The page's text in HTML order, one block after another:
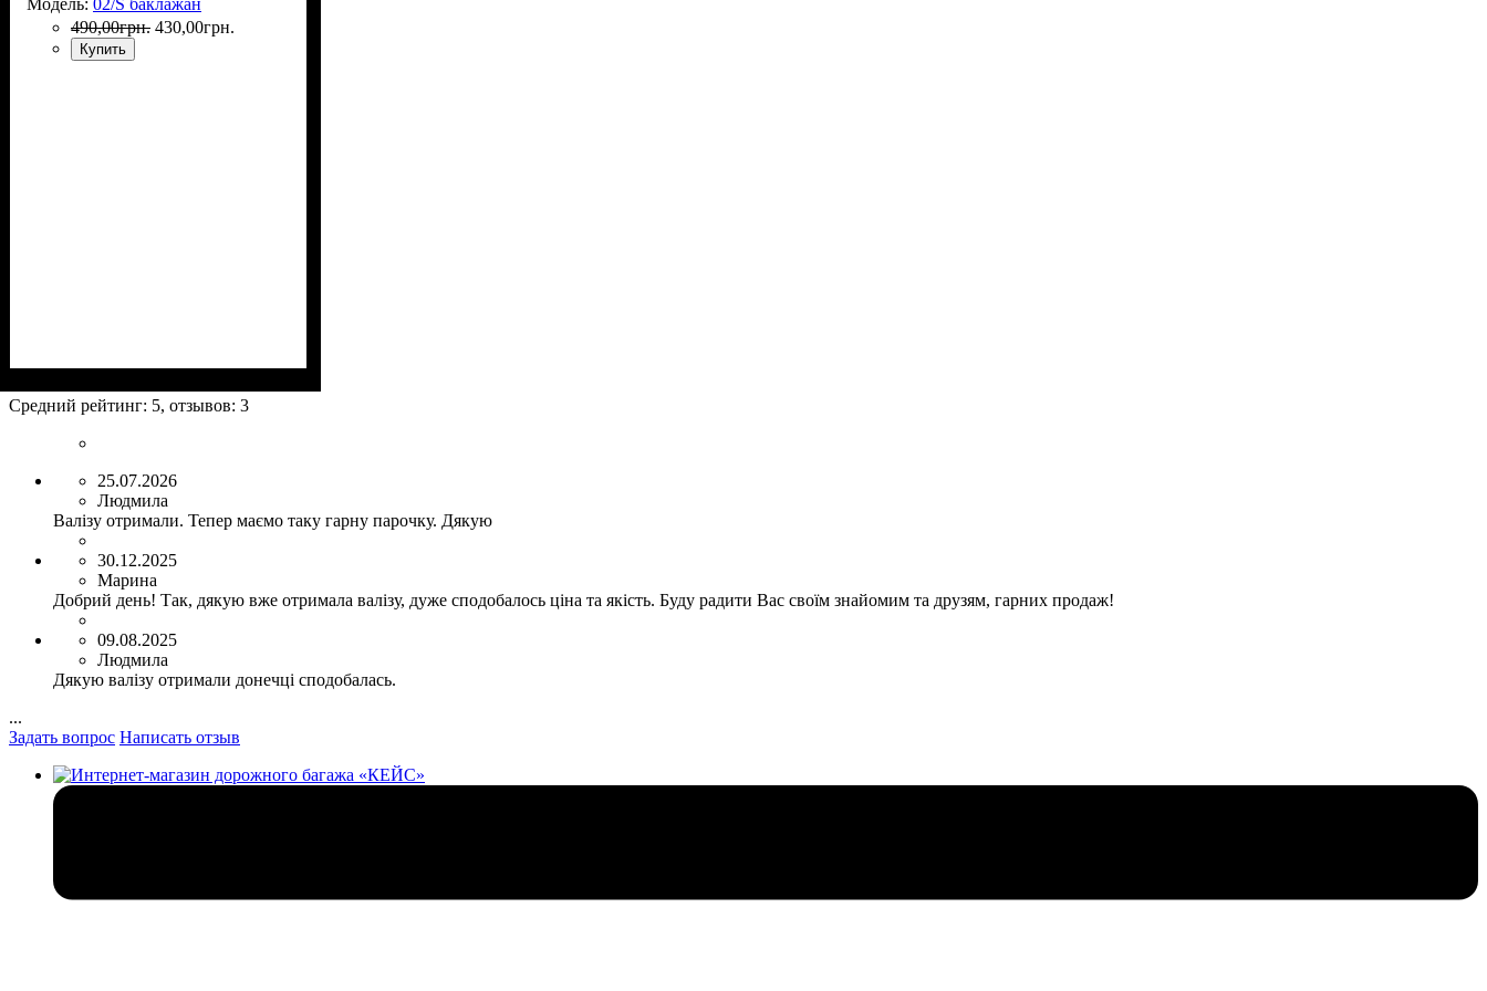
Модель: 02/S баклажан
490,00грн. 430,00грн.
Купить
Средний рейтинг: 5, отзывов: 3
25.07.2026
Людмила
Валізу отримали. Тепер маємо таку гарну парочку. Дякую
30.12.2025
Марина
Добрий день! Так, дякую вже отримала валізу, дуже сподобалось ціна та якість. Буду радити Вас своїм знайомим та друзям, гарних продаж!
09.08.2025
Людмила
Дякую валізу отримали донечці сподобалась.
...
Задать вопрос Написать отзыв